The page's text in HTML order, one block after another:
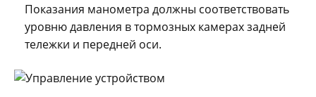
Показания манометра должны соответствовать
уровню давления в тормозных камерах задней
тележки и передней оси.